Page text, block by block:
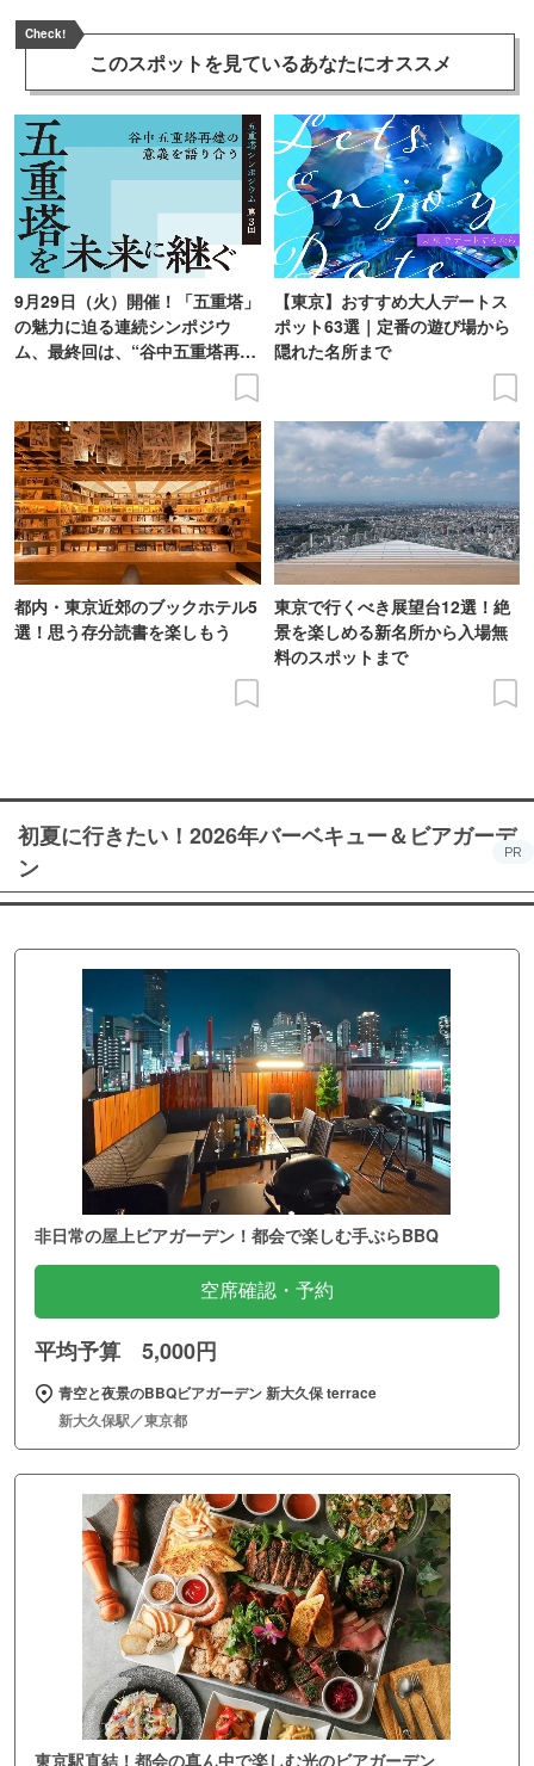
Check!
このスポットを見ているあなたにオススメ
9月29日（火）開催！「五重塔」
の魅力に迫る連続シンポジウ
ム、最終回は、“谷中五重塔再建
【東京】おすすめ大人デートス
ポット63選｜定番の遊び場から
隠れた名所まで
都内・東京近郊のブックホテル5
選！思う存分読書を楽しもう
東京で行くべき展望台12選！絶
景を楽しめる新名所から入場無
料のスポットまで
初夏に行きたい！2026年バーベキュー＆ビアガーデ
ン
PR
非日常の屋上ビアガーデン！都会で楽しむ手ぶらBBQ
空席確認・予約
平均予算 5,000円
青空と夜景のBBQビアガーデン 新大久保 terrace
新大久保駅／東京都
東京駅直結！都会の真ん中で楽しむ光のビアガーデン